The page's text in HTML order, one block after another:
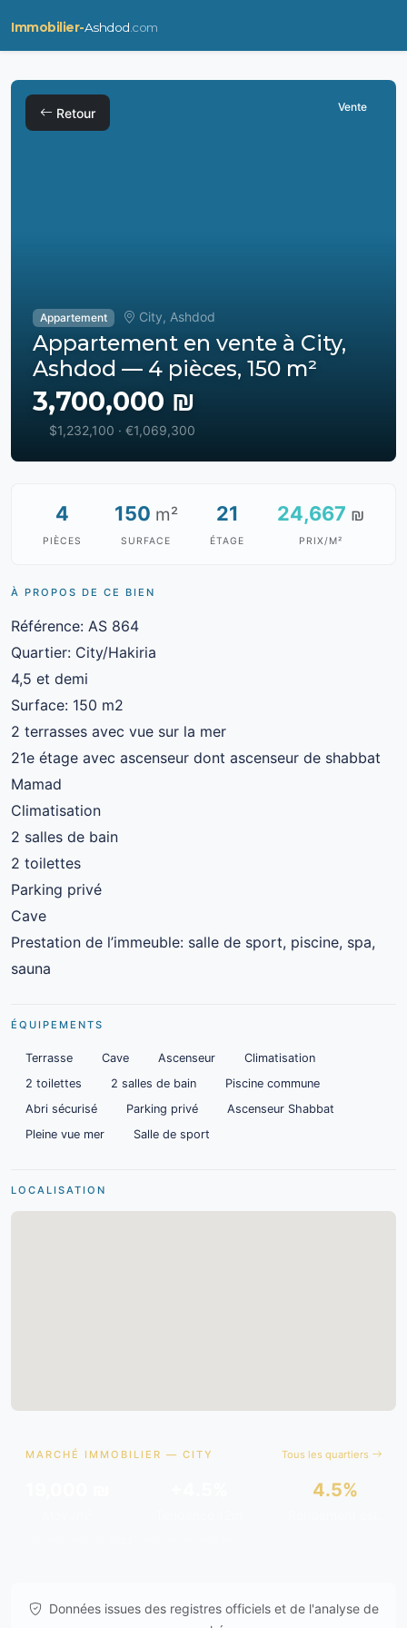
Immobilier-Ashdod .com
Retour Vente
Appartement City, Ashdod
Appartement en vente à City,
Ashdod — 4 pièces, 150 m²
3,700,000 ₪
$1,232,100 · €1,069,300
4
PIÈCES
150 m²
SURFACE
21
ÉTAGE
24,667 ₪
PRIX/M²
À PROPOS DE CE BIEN
Référence: AS 864
Quartier: City/Hakiria
4,5 et demi
Surface: 150 m2
2 terrasses avec vue sur la mer
21e étage avec ascenseur dont ascenseur de shabbat
Mamad
Climatisation
2 salles de bain
2 toilettes
Parking privé
Cave
Prestation de l’immeuble: salle de sport, piscine, spa,
sauna
ÉQUIPEMENTS
Terrasse Cave Ascenseur
Climatisation
2 toilettes
2 salles de bain
Piscine commune
Abri sécurisé
Parking privé
Ascenseur Shabbat
Pleine vue mer
Salle de sport
LOCALISATION
MARCHÉ IMMOBILIER — CITY Tous les quartiers
4.5%
Données issues des registres officiels et de l'analyse de